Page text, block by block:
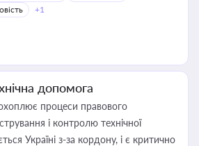
+1
допомога
процеси правового
і контролю технічної
Україні з-за кордону, і є критично